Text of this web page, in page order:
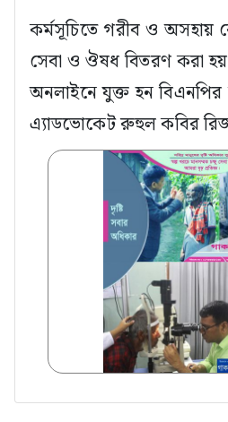
কর্মসূচিতে গরীব ও অসহায়
সেবা ও ঔষধ বিতরণ করা
অনলাইনে যুক্ত হন বিএনপির
এ্যাডভোকেট রুহুল কবির